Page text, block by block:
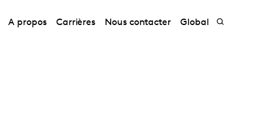
A propos Carrières Nous contacter Global